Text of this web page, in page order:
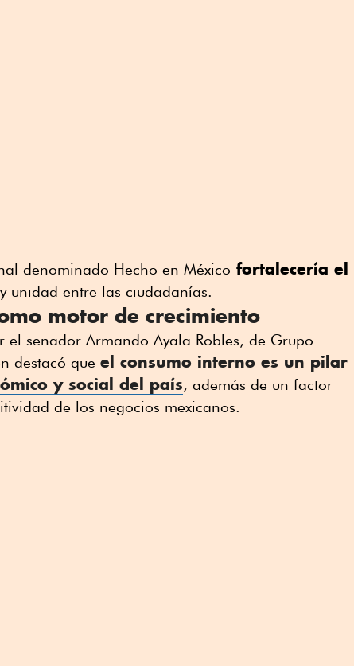
denominado Hecho en México fortalecería el
y unidad entre las ciudadanías.
motor de crecimiento
senador Armando Ayala Robles, de Grupo
destacó que el consumo interno es un pilar
y social del país, además de un factor
de los negocios mexicanos.